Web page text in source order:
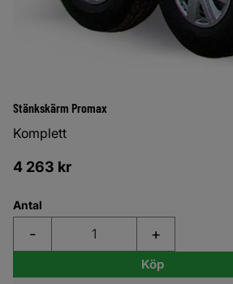
Stänkskärm Promax
Komplett
4 263 kr
Antal
+
-
Köp